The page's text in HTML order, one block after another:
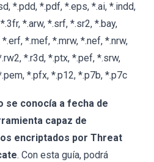
*.pdd, *.pdf, *.eps, *.ai, *.indd,
*.arw, *.srf, *.sr2, *.bay,
*.mef, *.mrw, *.nef, *.nrw,
*.r3d, *.ptx, *.pef, *.srw,
*.pfx, *.p12, *.p7b, *.p7c
se conocía a fecha de
capaz de
encriptados por Threat
. Con esta guía, podrá